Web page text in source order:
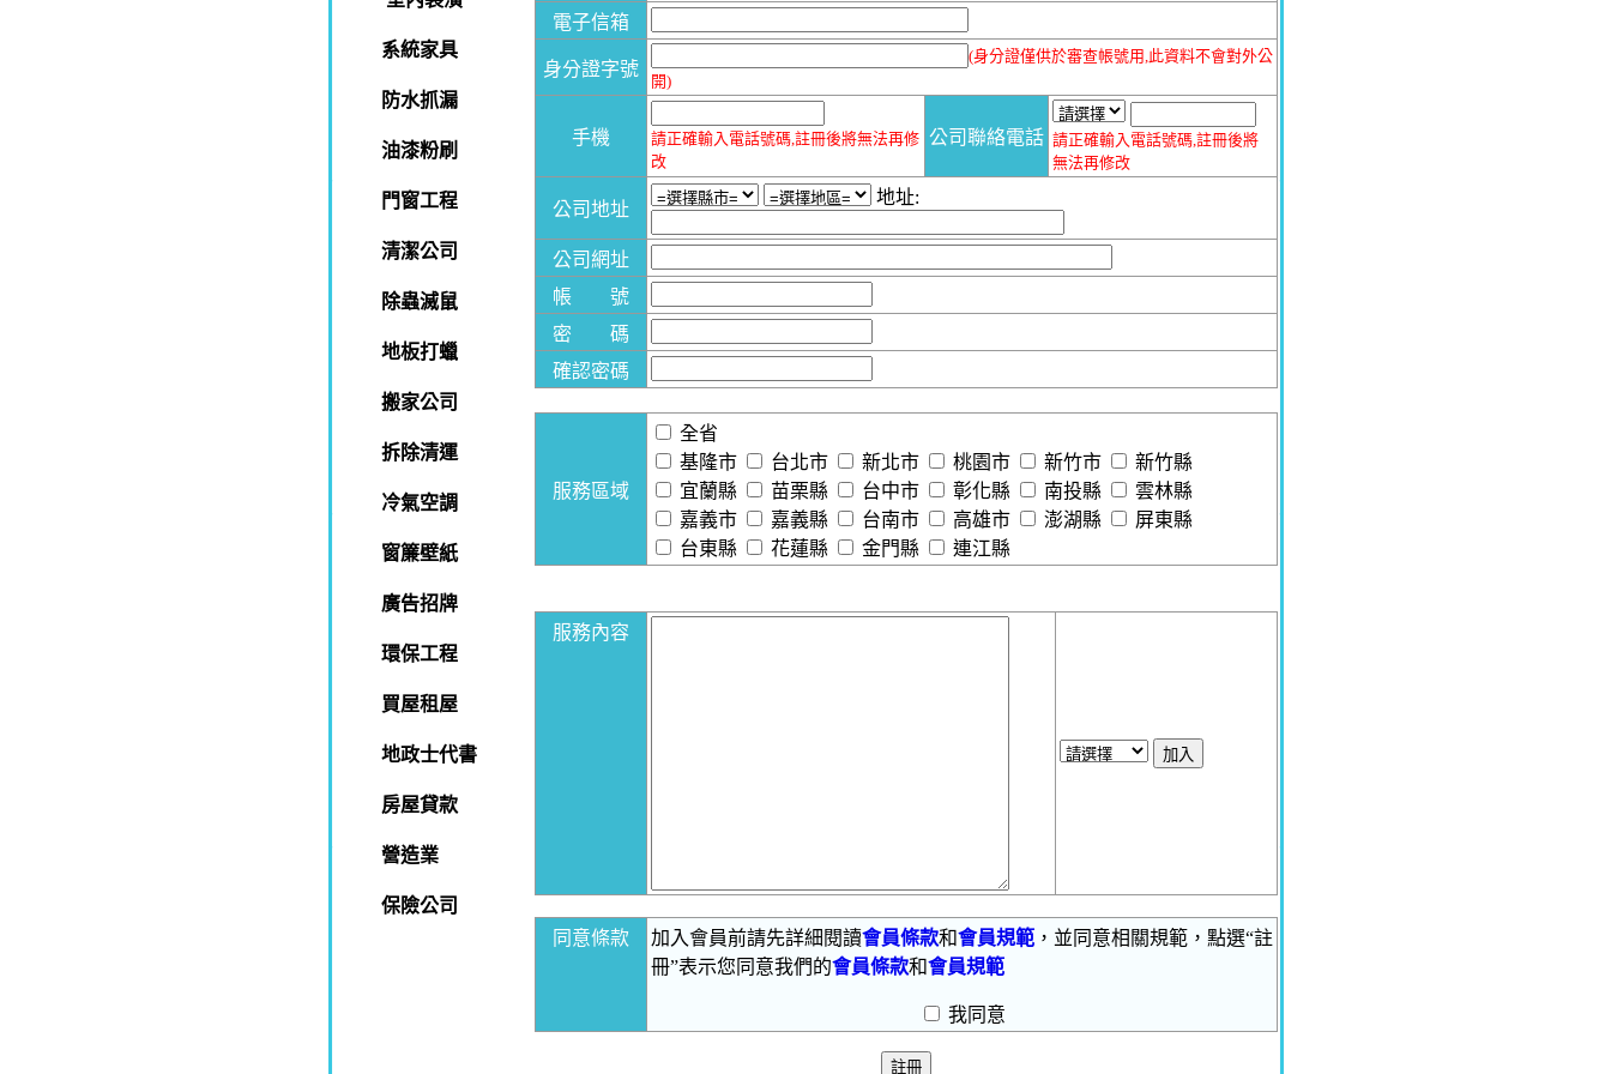
系統家具
防水抓漏
油漆粉刷
門窗工程
清潔公司
除蟲滅鼠
地板打蠟
搬家公司
拆除清運
冷氣空調
窗簾壁紙
廣告招牌
環保工程
買屋租屋
地政士代書
房屋貸款
營造業
保險公司
電子信箱
身分證字號
(身分證僅供於審查帳號用,此資料不會對外公
開)
手機
請正確輸入電話號碼,註冊後將無法再修
改
公司聯絡電話 請正確輸入電話號碼,註冊後將
無法再修改
公司地址
地址:
公司網址
帳 號
密 碼
確認密碼
服務區域
全省
基隆市
台北市 新北市 桃園市 新竹市
新竹縣
宜蘭縣
苗栗縣 台中市 彰化縣 南投縣
雲林縣
嘉義市
嘉義縣 台南市 高雄市 澎湖縣
屏東縣
台東縣
花蓮縣 金門縣 連江縣
服務內容
同意條款 加入會員前請先詳細閱讀會員條款和會員規範 ，並同意相關規範，點選“註
冊”表示您同意我們的會員條款和會員規範
我同意